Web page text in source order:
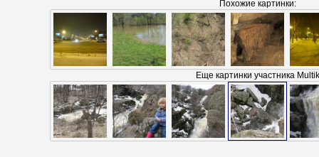
Похожие картинки:
Еще картинки участника Multik